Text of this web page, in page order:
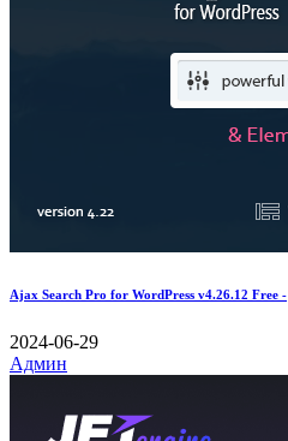
Ajax Search Pro for WordPress v4.26.12 Free -
2024-06-29
Админ